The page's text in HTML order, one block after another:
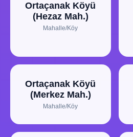
Ortaçanak Köyü
(Hezaz Mah.)
Mahalle/Köy
Ortaçanak Köyü
(Merkez Mah.)
Mahalle/Köy